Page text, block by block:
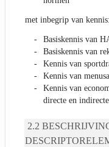
met inbegrip van kennis:
Basiskennis van
Basiskennis van
Kennis van
Kennis van
Kennis van
directe en